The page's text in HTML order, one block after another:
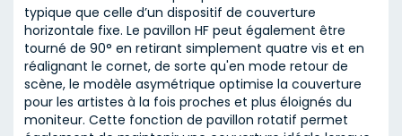
typique que celle d’un dispositif de couverture
horizontale fixe. Le pavillon HF peut également être
tourné de 90° en retirant simplement quatre vis et en
réalignant le cornet, de sorte qu'en mode retour de
scène, le modèle asymétrique optimise la couverture
pour les artistes à la fois proches et plus éloignés du
moniteur. Cette fonction de pavillon rotatif permet